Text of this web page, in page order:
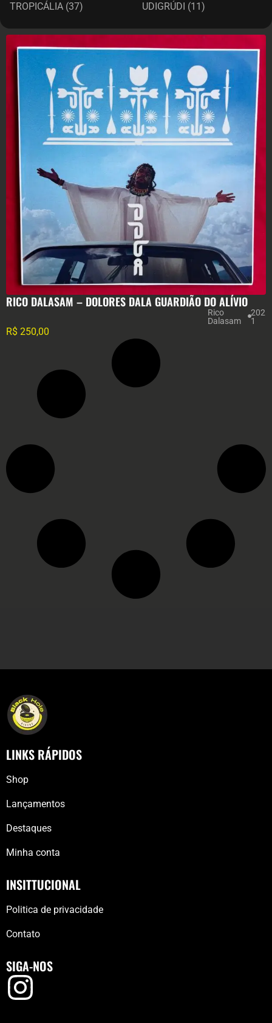
TROPICÁLIA (37) UDIGRÚDI (11)
RICO DALASAM – DOLORES DALA GUARDIÃO DO ALÍVIO
Rico
Dalasam
202
1
R$ 250,00
LINKS RÁPIDOS
Shop
Lançamentos
Destaques
Minha conta
INSITTUCIONAL
Politica de privacidade
Contato
SIGA-NOS